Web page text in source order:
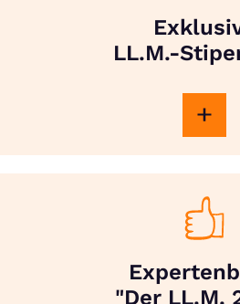
LL.M.-
"Der LL.M.